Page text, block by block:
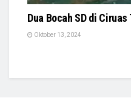
Dua Bocah SD di
Oktober 13, 2024